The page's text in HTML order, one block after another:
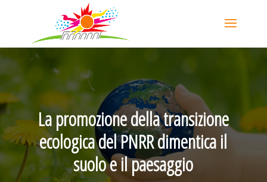
La promozione della transizione
ecologica del PNRR dimentica il
suolo e il paesaggio